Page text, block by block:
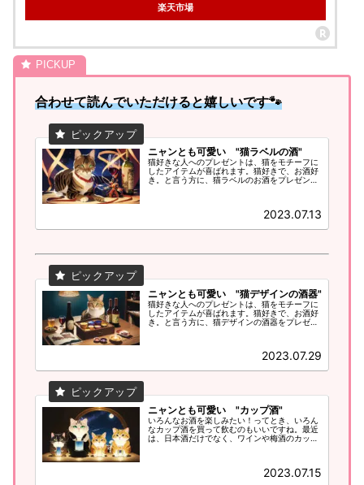
楽天市場
合わせて読んでいただけると嬉しいです🐾
ニャンとも可愛い "猫ラベルの酒"
猫好きな人へのプレゼントは、猫をモチーフに
したアイテムが喜ばれます。猫好きで、お酒好
き。と言う方に、猫ラベルのお酒をプレゼント
2023.07.13
ニャンとも可愛い "猫デザインの酒器"
猫好きな人へのプレゼントは、猫をモチーフに
したアイテムが喜ばれます。猫好きで、お酒好
き。と言う方に、猫デザインの酒器をプレゼン
2023.07.29
ニャンとも可愛い "カップ酒"
いろんなお酒を楽しみたい！ってとき、いろん
なカップ酒を買って飲むのもいいですね。最近
は、日本酒だけでなく、ワインや梅酒のカップ
2023.07.15